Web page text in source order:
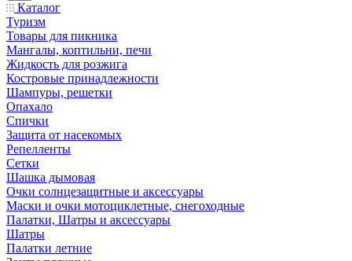
Каталог
Туризм
Товары для пикника
Мангалы, коптильни, печи
Жидкость для розжига
Костровые принадлежности
Шампуры, решетки
Опахало
Спички
Защита от насекомых
Репелленты
Сетки
Шашка дымовая
Очки солнцезащитные и аксессуары
Маски и очки мотоциклетные, снегоходные
Палатки, Шатры и аксессуары
Шатры
Палатки летние